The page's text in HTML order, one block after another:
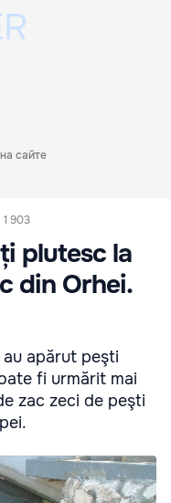
сайте
1 903
plutesc la
din Orhei.
apărut peşti
fi urmărit mai
zac zeci de peşti